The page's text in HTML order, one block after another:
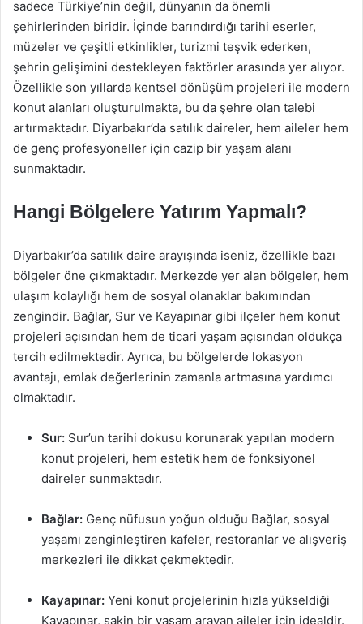
sadece Türkiye’nin değil, dünyanın da önemli
şehirlerinden biridir. İçinde barındırdığı tarihi eserler,
müzeler ve çeşitli etkinlikler, turizmi teşvik ederken,
şehrin gelişimini destekleyen faktörler arasında yer alıyor.
Özellikle son yıllarda kentsel dönüşüm projeleri ile modern
konut alanları oluşturulmakta, bu da şehre olan talebi
artırmaktadır. Diyarbakır’da satılık daireler, hem aileler hem
de genç profesyoneller için cazip bir yaşam alanı
sunmaktadır.
Hangi Bölgelere Yatırım Yapmalı?
Diyarbakır’da satılık daire arayışında iseniz, özellikle bazı
bölgeler öne çıkmaktadır. Merkezde yer alan bölgeler, hem
ulaşım kolaylığı hem de sosyal olanaklar bakımından
zengindir. Bağlar, Sur ve Kayapınar gibi ilçeler hem konut
projeleri açısından hem de ticari yaşam açısından oldukça
tercih edilmektedir. Ayrıca, bu bölgelerde lokasyon
avantajı, emlak değerlerinin zamanla artmasına yardımcı
olmaktadır.
Sur: Sur’un tarihi dokusu korunarak yapılan modern
konut projeleri, hem estetik hem de fonksiyonel
daireler sunmaktadır.
Bağlar: Genç nüfusun yoğun olduğu Bağlar, sosyal
yaşamı zenginleştiren kafeler, restoranlar ve alışveriş
merkezleri ile dikkat çekmektedir.
Kayapınar: Yeni konut projelerinin hızla yükseldiği
Kayapınar, sakin bir yaşam arayan aileler için idealdir.